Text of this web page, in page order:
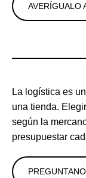
AVERÍGUALO
La logística es
una tienda.
según la
presupuestar